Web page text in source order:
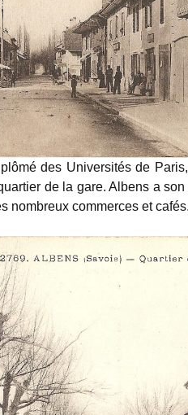
des Universités de
de la gare. Albens a
nombreux commerces et cafés.